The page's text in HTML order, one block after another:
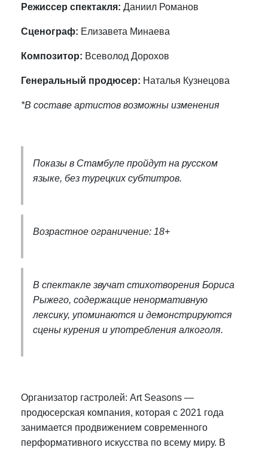
Режиссер спектакля: Даниил Романов
Сценограф: Елизавета Минаева
Композитор: Всеволод Дорохов
Генеральный продюсер: Наталья Кузнецова
*В составе артистов возможны изменения
Показы в Стамбуле пройдут на русском
языке, без турецких субтитров.
Возрастное ограничение: 18+
В спектакле звучат стихотворения Бориса
Рыжего, содержащие ненормативную
лексику, упоминаются и демонстрируются
сцены курения и употребления алкоголя.
Организатор гастролей: Art Seasons —
продюсерская компания, которая с 2021 года
занимается продвижением современного
перформативного искусства по всему миру. В